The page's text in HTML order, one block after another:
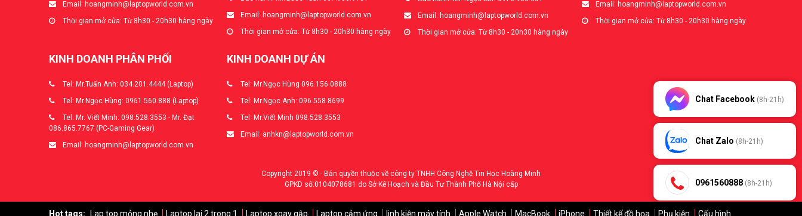
Email: hoangminh@laptopworld.com.vn
Thời gian mở cửa: Từ 8h30 - 20h30 hàng ngày
Email: hoangminh@laptopworld.com.vn
Thời gian mở cửa: Từ 8h30 - 20h30 hàng ngày
Email: hoangminh@laptopworld.com.vn
Thời gian mở cửa: Từ 8h30 - 20h30 hàng ngày
Email: hoangminh@laptopworld.com.vn
Thời gian mở cửa: Từ 8h30 - 20h30 hàng ngày
KINH DOANH PHÂN PHỐI
Tel: Mr.Tuấn Anh: 034.201.4444 (Laptop)
Tel: Mr.Ngọc Hùng: 0961.560.888 (Laptop)
Tel: Mr. Viết Minh: 098.528.3553 - Mr. Đạt
086.865.7767 (PC-Gaming Gear)
Email: hoangminh@laptopworld.com.vn
KINH DOANH DỰ ÁN
Tel: Mr.Ngọc Hùng 096.156.0888
Tel: Mr.Ngọc Anh: 096.558.8699
Tel: Mr.Viết Minh 098.528.3553
Email: anhkn@laptopworld.com.vn
Copyright 2019 © - Bản quyền thuộc về công ty TNHH Công Nghệ Tin Học Hoàng Minh
GPKD số:0104078681 do Sở Kế Hoạch và Đầu Tư Thành Phố Hà Nội cấp
Hot tags: Lap top mỏng nhẹ Laptop lai 2 trong 1 Laptop xoay gập Laptop cảm ứng linh kiện máy tính Apple Watch MacBook iPhone Thiết kế đồ họa Phụ kiện Cấu hình
Chat Facebook (8h-21h)
Chat Zalo (8h-21h)
0961560888 (8h-21h)